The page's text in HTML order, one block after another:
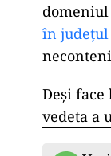
în județul
Deși
vedeta a